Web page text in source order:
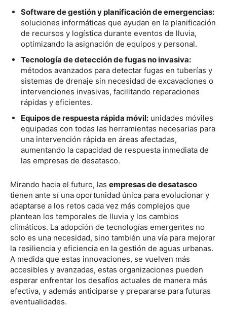
Software de gestión y planificación de emergencias:
soluciones informáticas que ayudan en la planificación
de recursos y logística durante eventos de lluvia,
optimizando la asignación de equipos y personal.
Tecnología de detección de fugas no invasiva:
métodos avanzados para detectar fugas en tuberías y
sistemas de drenaje sin necesidad de excavaciones o
intervenciones invasivas, facilitando reparaciones
rápidas y eficientes.
Equipos de respuesta rápida móvil: unidades móviles
equipadas con todas las herramientas necesarias para
una intervención rápida en áreas afectadas,
aumentando la capacidad de respuesta inmediata de
las empresas de desatasco.
Mirando hacia el futuro, las empresas de desatasco
tienen ante sí una oportunidad única para evolucionar y
adaptarse a los retos cada vez más complejos que
plantean los temporales de lluvia y los cambios
climáticos. La adopción de tecnologías emergentes no
solo es una necesidad, sino también una vía para mejorar
la resiliencia y eficiencia en la gestión de aguas urbanas.
A medida que estas innovaciones, se vuelven más
accesibles y avanzadas, estas organizaciones pueden
esperar enfrentar los desafíos actuales de manera más
efectiva, y además anticiparse y prepararse para futuras
eventualidades.